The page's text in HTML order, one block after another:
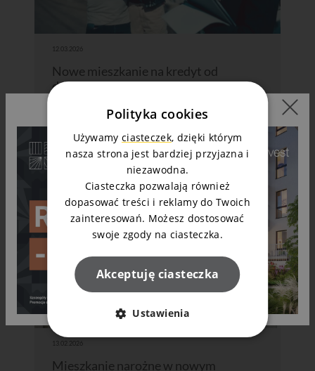
12.03.2026
Nowe mieszkanie na kredyt od
dewelopera - krok po kroku
13.02.2026
Mieszkanie narożne w nowym
Polityka cookies
Używamy ciasteczek, dzięki którym
nasza strona jest bardziej przyjazna i
niezawodna.
Ciasteczka pozwalają również
dopasować treści i reklamy do Twoich
zainteresowań. Możesz dostosować
swoje zgody na ciasteczka.
Akceptuję ciasteczka
Ustawienia